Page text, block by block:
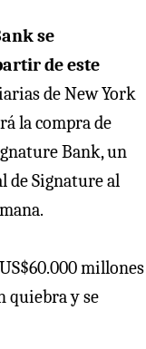
se
de este
de New York
la compra de
Bank, un
de Signature al
millones
quiebra y se